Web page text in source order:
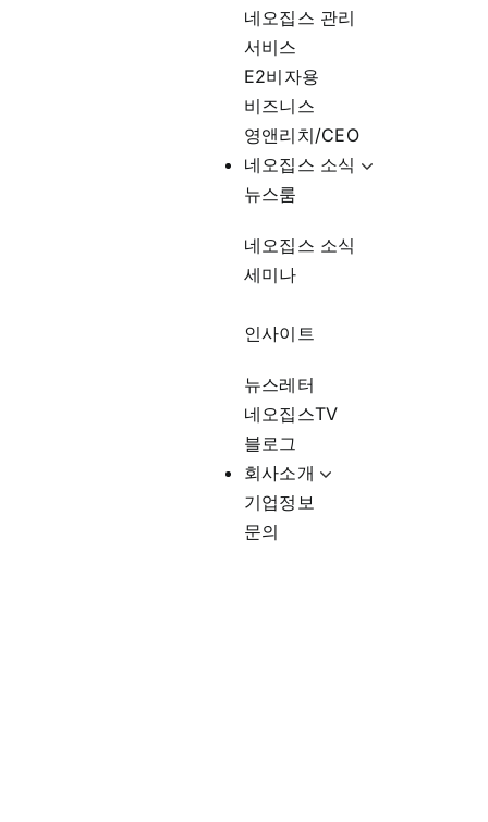
네오집스 관리
서비스
E2비자용
비즈니스
영앤리치/CEO
네오집스 소식
뉴스룸
네오집스 소식
세미나
인사이트
뉴스레터
네오집스TV
블로그
회사소개
기업정보
문의